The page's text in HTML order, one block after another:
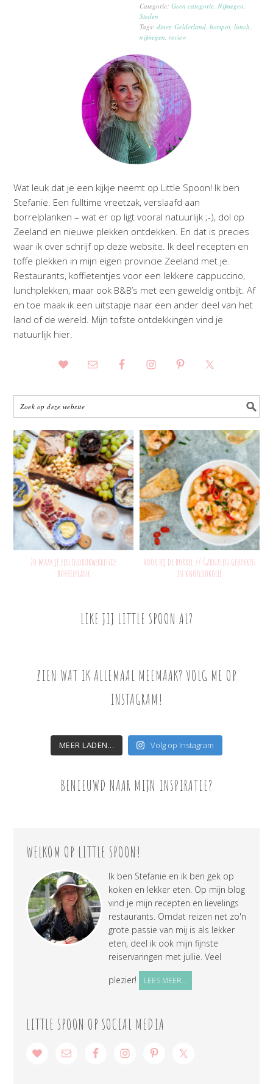
Categorie:Geen categorie,Nijmegen,
Steden
Tags:diner,Gelderland,hotspot,lunch,
nijmegen,review
Wat leuk dat je een kijkje neemt op Little Spoon! Ik ben
Stefanie. Een fulltime vreetzak, verslaafd aan
borrelplanken – wat er op ligt vooral natuurlijk ;-), dol op
Zeeland en nieuwe plekken ontdekken. En dat is precies
waar ik over schrijf op deze website. Ik deel recepten en
toffe plekken in mijn eigen provincie Zeeland met je.
Restaurants, koffietentjes voor een lekkere cappuccino,
lunchplekken, maar ook B&B’s met een geweldig ontbijt. Af
en toe maak ik een uitstapje naar een ander deel van het
land of de wereld. Mijn tofste ontdekkingen vind je
natuurlijk hier.
Zo maak je een indrukwekkende
borrelplank
Voor bij de borrel // Garnalen gebakken
in knoflookolie
LIKE JIJ LITTLE SPOON AL?
ZIEN WAT IK ALLEMAAL MEEMAAK? VOLG ME OP
INSTAGRAM!
MEER LADEN... Volg op Instagram
BENIEUWD NAAR MIJN INSPIRATIE?
WELKOM OP LITTLE SPOON!
Ik ben Stefanie en ik ben gek op
koken en lekker eten. Op mijn blog
vind je mijn recepten en lievelings
restaurants. Omdat reizen net zo'n
grote passie van mij is als lekker
eten, deel ik ook mijn fijnste
reiservaringen met jullie. Veel
plezier!
LEES MEER...
LITTLE SPOON OP SOCIAL MEDIA